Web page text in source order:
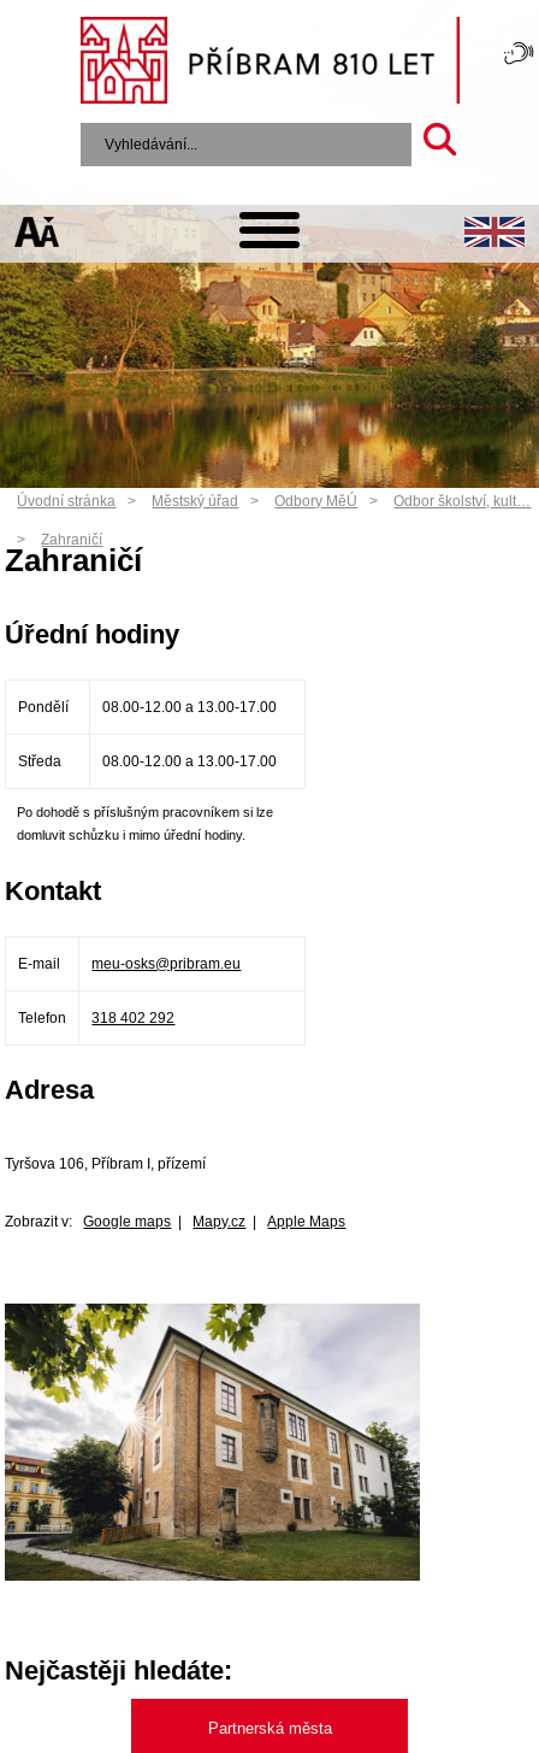
Úvodní stránka Městský úřad Odbory MěÚ Odbor školství, kult…
Zahraničí
Zahraničí
Úřední hodiny
Pondělí 08.00-12.00 a 13.00-17.00
Středa 08.00-12.00 a 13.00-17.00
Po dohodě s příslušným pracovníkem si lze
domluvit schůzku i mimo úřední hodiny.
Kontakt
E-mail meu-osks@pribram.eu
Telefon 318 402 292
Adresa
Tyršova 106, Příbram I, přízemí
Zobrazit v:Google maps Mapy.cz |Apple Maps
Nejčastěji hledáte:
Partnerská města